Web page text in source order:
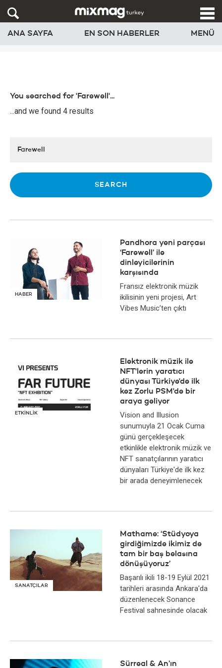
ANA SAYFA EN SON HABERLER MENÜ
You searched for 'Farewell'...
...and we found 4 results
HABER
Pandhora yeni parçası
‘Farewell’ ile
dinleyicilerinin
karşısında
Fransız elektronik müzik
ikilisinin yeni projesi, Art
Vibes Music’ten çıktı
ETKİNLİK
Elektronik müzik ile
NFT'lerin yaratıcı
dünyası Türkiye'de ilk
kez Zorlu PSM'de bir
araya geliyor
Vision and Illusion
sunumuyla 21 Ocak Cuma
günü gerçekleşecek
etkinlikle elektronik müzik ve
NFT sanatçılarının yaratıcı
dünyaları Türkiye'de ilk kez
bir arada deneyimlenecek
SANATÇILAR
Mathame: ‘Stüdyoya
girdiğimizde ikimiz de
tam bir baş belasına
dönüşüyoruz’
Başarılı ikili 18-19 Eylül 2021
tarihleri arasında Ankara'da
düzenlenecek Sonance
Festival sahnesinde olacak
Sürreal & An’ın